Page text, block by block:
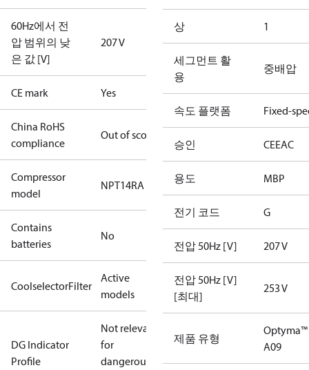
60Hz에서 전
압 범위의 낮
은 값 [V]
207 V
CE mark Yes
China RoHS
compliance
Out of scope
Compressor
model
NPT14RA
Contains
batteries
No
CoolselectorFilter
Active
models
DG Indicator
Profile
Not relevant
for
dangerous
상 1
세그먼트 활
용
중배압
속도 플랫폼 Fixed-
승인 CEEAC
용도 MBP
전기 코드 G
전압 50Hz [V] 207 V
전압 50Hz [V]
[최대]
253 V
제품 유형
Optyma™
A09